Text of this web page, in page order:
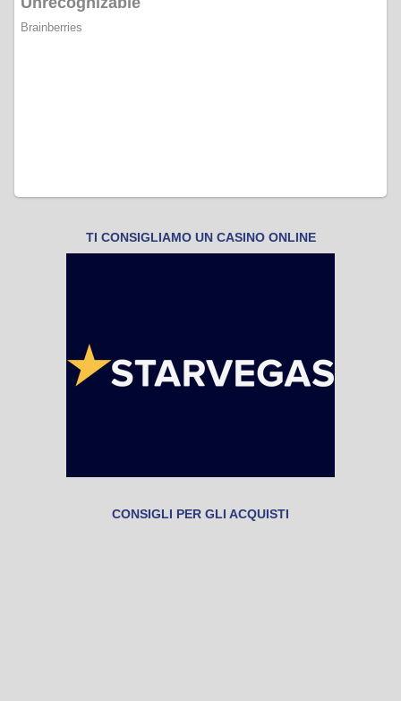
TI CONSIGLIAMO UN CASINO ONLINE
CONSIGLI PER GLI ACQUISTI